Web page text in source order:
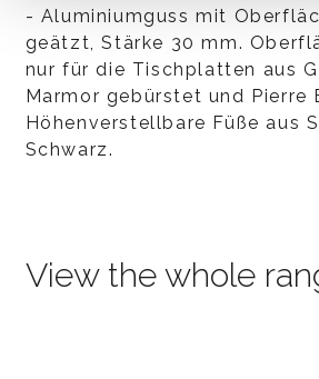
- Aluminiumguss mit
geätzt, Stärke 30 mm.
nur für die Tischplatten aus
Marmor gebürstet und Pierre
Höhenverstellbare Füße aus
Schwarz.
View the whole